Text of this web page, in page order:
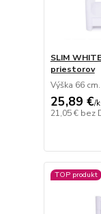
SLIM
priestorov
Výška 66 cm.
25,89 €/
21,05 € bez
TOP produkt